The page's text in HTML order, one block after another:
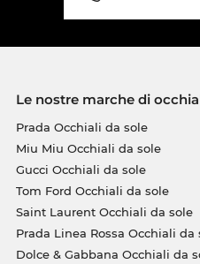
Le nostre marche di
Prada Occhiali da sole
Miu Miu Occhiali da sole
Gucci Occhiali da sole
Tom Ford Occhiali da sole
Saint Laurent Occhiali da sole
Prada Linea Rossa Occhiali da
Dolce & Gabbana Occhiali da